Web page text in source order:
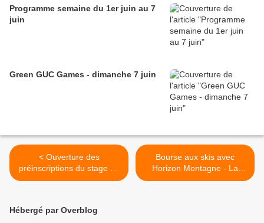
Programme semaine du 1er juin au 7
juin
Green GUC Games - dimanche 7 juin
< Ouverture des
préinscriptions du stage de
Noël aux Saisies (U9, U11,
Bourse aux skis avec
Horizon Montagne - La
Boîte à Skis >
Hébergé par Overblog